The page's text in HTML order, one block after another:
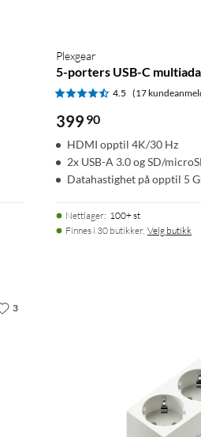
Plexgear
5-porters USB-C
4.5 (17
399 90
HDMI opptil 4K/30 Hz
2x USB-A 3.0 og SD/
Datahastighet på opptil 5
Nettlager: 100+ st
Finnes i 30 butikker. Velg butikk
3